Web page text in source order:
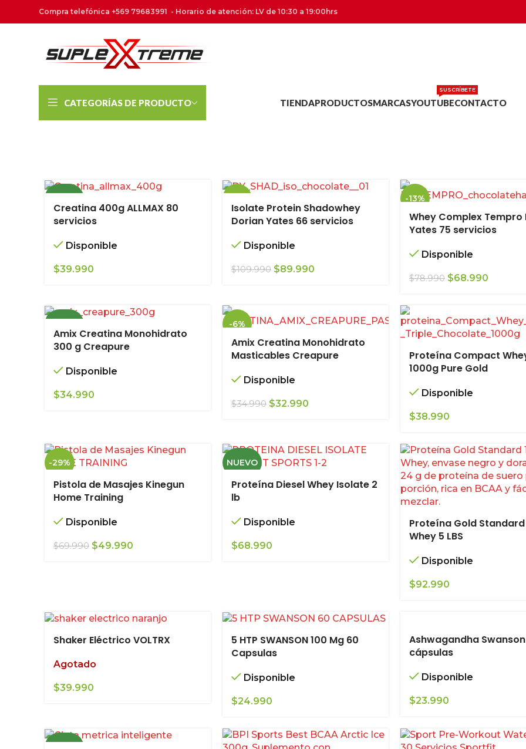
Compra telefónica +569 79683991 - Horario de atención: LV de 10:30 a 19:00hrs
CATEGORÍAS DE PRODUCTO TIENDAPRODUCTOSMARCASYOUTUBE
SUSCRÍBETE
CONTACTO
Creatina 400g ALLMAX 80
servicios
Disponible
$39.990
NUEVO
Isolate Protein Shadowhey
Dorian Yates 66 servicios
Disponible
$109.990 El
$109.990.
$89.990
$89.990.
-13%
NUEVO
Whey Complex Tempro
Yates 75 servicios
Disponible
$78.990 El
era:
$78.990.
$68.990
es:
Amix Creatina Monohidrato
300 g Creapure
Disponible
$34.990
-6%
NUEVO
Amix Creatina Monohidrato
Masticables Creapure
Disponible
$34.990 El
$34.990.
$32.990
$32.990.
Proteína Compact
1000g Pure Gold
Disponible
$38.990
-29%
Pistola de Masajes Kinegun
Home Training
Disponible
$69.990 El
$49.990
NUEVO
Proteína Diesel Whey Isolate 2
lb
Disponible
$68.990
Proteína Gold Standard
Whey 5 LBS
Disponible
$92.990
Shaker Eléctrico VOLTRX
Agotado
$39.990
5 HTP SWANSON 100 Mg 60
Capsulas
Disponible
$24.990
Ashwagandha Swanson
cápsulas
Disponible
$23.990